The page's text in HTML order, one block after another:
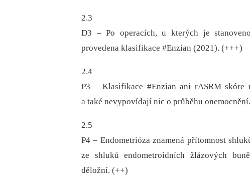
2.3
D3 –⁠ Po operacích, u kterých je
provedena klasifikace #Enzian (2021). (+++)
2.4
P3 –⁠ Klasifikace #Enzian ani rASRM skóre
a také nevypovídají nic o průběhu
2.5
P4 –⁠ Endometrióza znamená přítomnost
ze shluků endometroidních žlázových
děložní. (++)